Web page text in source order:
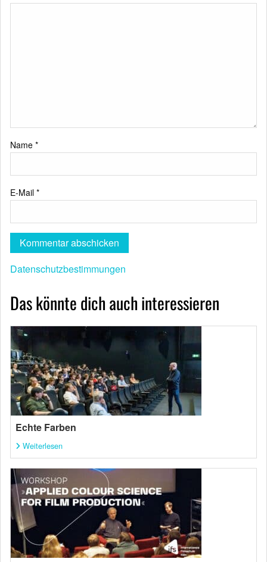
Name *
E-Mail *
Datenschutzbestimmungen
Das könnte dich auch interessieren
Echte Farben
Weiterlesen